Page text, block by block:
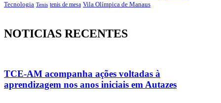
Tecnologia Tenis tenis de mesa Vila Olímpica de Manaus
NOTICIAS RECENTES
TCE-AM acompanha ações voltadas à
aprendizagem nos anos iniciais em Autazes